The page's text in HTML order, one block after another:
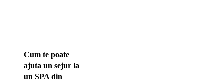
Cum te poate
ajuta un sejur la
un SPA din